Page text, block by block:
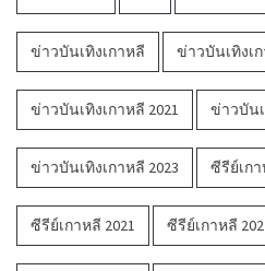
ข่าวบันเทิงเกาหลี ข่าวบันเทิงเ
ข่าวบันเทิงเกาหลี 2021 ข่าวบัน
ข่าวบันเทิงเกาหลี 2023 ซีรีย์เก
ซีรีย์เกาหลี 2021 ซีรีย์เกาหลี